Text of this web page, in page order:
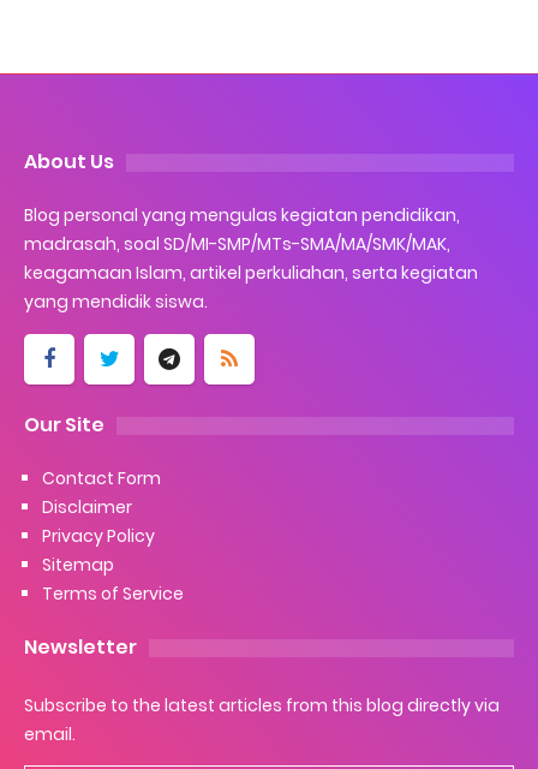
About Us
Blog personal yang mengulas kegiatan pendidikan,
madrasah, soal SD/MI-SMP/MTs-SMA/MA/SMK/MAK,
keagamaan Islam, artikel perkuliahan, serta kegiatan
yang mendidik siswa.
Our Site
Contact Form
Disclaimer
Privacy Policy
Sitemap
Terms of Service
Newsletter
Subscribe to the latest articles from this blog directly via
email.